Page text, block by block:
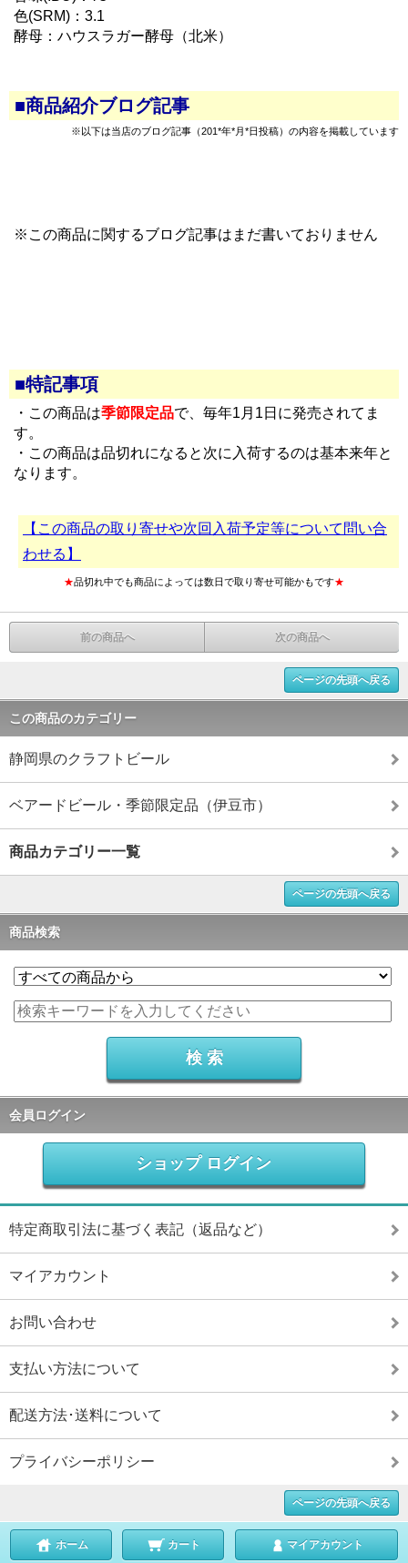
色(SRM)：3.1
酵母：ハウスラガー酵母（北米）
■商品紹介ブログ記事
※以下は当店のブログ記事（201*年*月*日投稿）の内容を掲載しています
※この商品に関するブログ記事はまだ書いておりません
■特記事項
・この商品は季節限定品で、毎年1月1日に発売されてま
す。
・この商品は品切れになると次に入荷するのは基本来年と
なります。
【この商品の取り寄せや次回入荷予定等について問い合
わせる】
★品切れ中でも商品によっては数日で取り寄せ可能かもです★
前の商品へ 次の商品へ
ページの先頭へ戻る
この商品のカテゴリー
静岡県のクラフトビール
ベアードビール・季節限定品（伊豆市）
商品カテゴリー一覧
ページの先頭へ戻る
商品検索
会員ログイン
ショップ ログイン
特定商取引法に基づく表記（返品など）
マイアカウント
お問い合わせ
支払い方法について
配送方法･送料について
プライバシーポリシー
ページの先頭へ戻る
ホーム カート マイアカウント